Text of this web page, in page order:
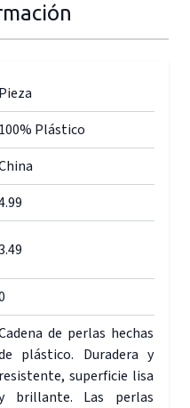
Pieza
100% Plástico
de perlas hechas
plástico. Duradera y
resistente, superficie lisa
brillante. Las perlas